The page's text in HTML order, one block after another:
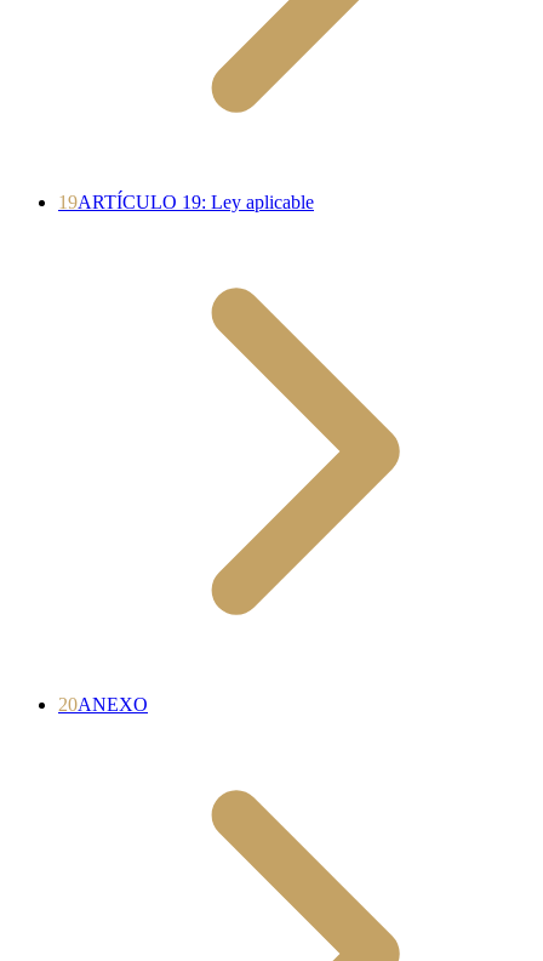
19ARTÍCULO 19: Ley aplicable
20ANEXO